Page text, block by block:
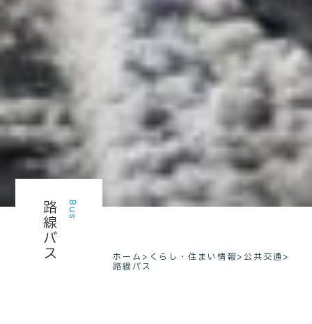
Bus
路線バス ホーム > くらし・住まい情報>公共交通>
路線バス